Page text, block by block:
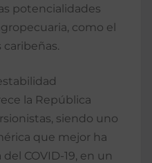
potencialidades
como el
caribeñas.
la República
siendo uno
que mejor ha
COVID-19, en un